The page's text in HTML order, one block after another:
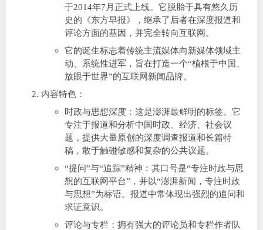
于2014年7月正式上线。它脱胎于具有悠久历
史的《东方早报》，继承了后者在深度报道和
评论方面的基因，并完全转向互联网。
它的诞生标志着传统主流媒体向新媒体领域主
动、系统性进军，旨在打造一个“植根于中国、
放眼于世界”的互联网新闻品牌。
内容特色：
时政与思想深度：这是澎湃最鲜明的标签。它
专注于报道和分析中国时政、经济、社会议
题，提供大量原创的深度调查报道和长篇特
稿，敢于触碰敏感和复杂的公共议题。
“提问”与“追踪”精神：其口号是“专注时政与思
想的互联网平台”，并以“澎湃新闻，专注时政
与思想”为标语。报道中常体现出强烈的追问和
求证意识。
评论与专栏：拥有强大的评论员和专栏作者队